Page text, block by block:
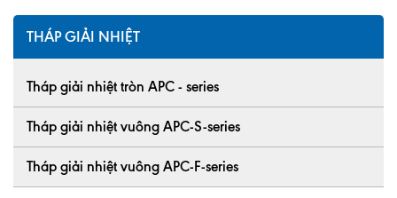
THÁP GIẢI NHIỆT
Tháp giải nhiệt tròn APC - series
Tháp giải nhiệt vuông APC-S-series
Tháp giải nhiệt vuông APC-F-series